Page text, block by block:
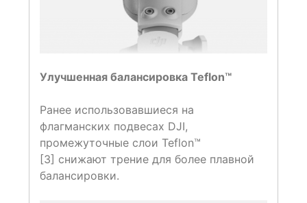
Улучшенная балансировка Teflon™
Ранее использовавшиеся на
флагманских подвесах DJI,
промежуточные слои Teflon™
[3] снижают трение для более плавной
балансировки.